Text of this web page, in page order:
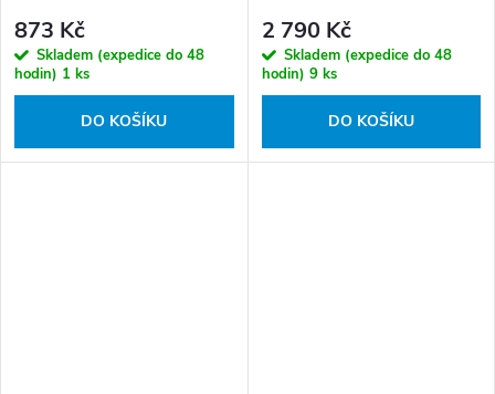
873 Kč
Skladem (expedice do 48
hodin) 1 ks
DO KOŠÍKU
2 790 Kč
Skladem (expedice do 48
hodin) 9 ks
DO KOŠÍKU